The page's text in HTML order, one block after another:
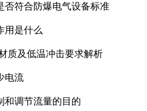
否符合防爆电气设备标准
用是什么
质及低温冲击要求解析
电流
和调节流量的目的